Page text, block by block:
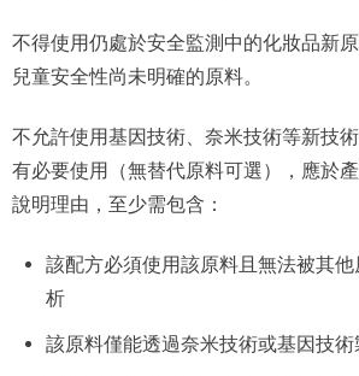
不得使用仍處於安全監測中的化妝品新
兒童安全性尚未明確的原料。
不允許使用基因技術、奈米技術等新技
有必要使用（無替代原料可選），應於
說明理由，至少需包含：
該配方必須使用該原料且無法被其
析
該原料僅能透過奈米技術或基因技